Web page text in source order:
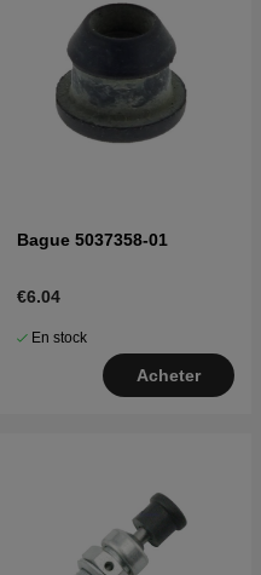
Bague 5037358-01
€6.04
En stock
Acheter